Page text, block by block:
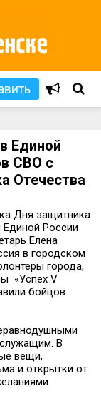
Единой
СВО с
Отечества
Дня защитника
Единой России
Елена
в городском
города,
«Успех V
бойцов
В
вещи,
и открытки от